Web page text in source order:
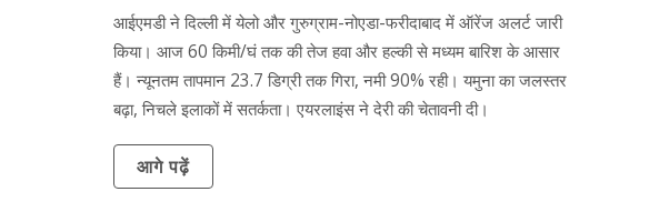
आईएमडी ने दिल्ली में येलो और गुरुग्राम-नोएडा-फरीदाबाद में ऑरेंज अलर्ट जारी
किया। आज 60 किमी/घं तक की तेज हवा और हल्की से मध्यम बारिश के आसार
हैं। न्यूनतम तापमान 23.7 डिग्री तक गिरा, नमी 90% रही। यमुना का जलस्तर
बढ़ा, निचले इलाकों में सतर्कता। एयरलाइंस ने देरी की चेतावनी दी।
आगे पढ़ें